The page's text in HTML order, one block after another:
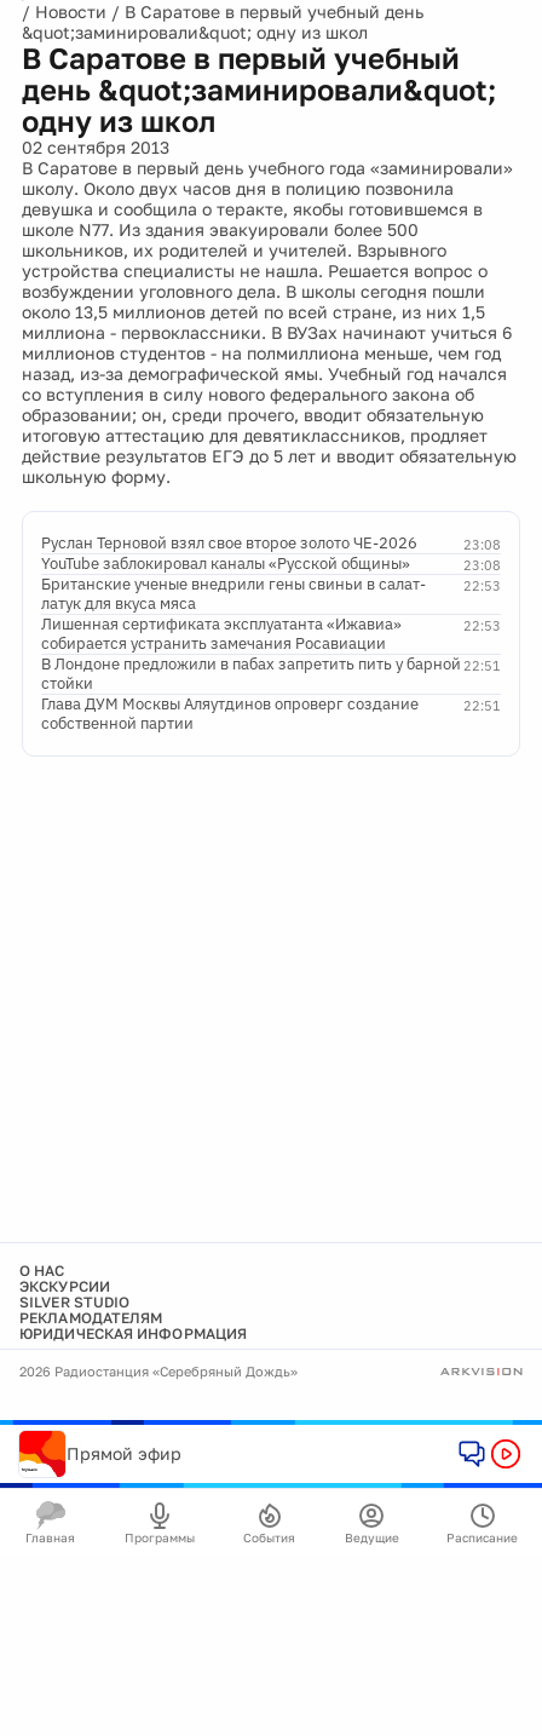
/ Новости / В Саратове в первый учебный день
&quot;заминировали&quot; одну из школ
В Саратове в первый учебный
день &quot;заминировали&quot;
одну из школ
02 сентября 2013
В Саратове в первый день учебного года «заминировали»
школу. Около двух часов дня в полицию позвонила
девушка и сообщила о теракте, якобы готовившемся в
школе N77. Из здания эвакуировали более 500
школьников, их родителей и учителей. Взрывного
устройства специалисты не нашла. Решается вопрос о
возбуждении уголовного дела. В школы сегодня пошли
около 13,5 миллионов детей по всей стране, из них 1,5
миллиона - первоклассники. В ВУЗах начинают учиться 6
миллионов студентов - на полмиллиона меньше, чем год
назад, из-за демографической ямы. Учебный год начался
со вступления в силу нового федерального закона об
образовании; он, среди прочего, вводит обязательную
итоговую аттестацию для девятиклассников, продляет
действие результатов ЕГЭ до 5 лет и вводит обязательную
школьную форму.
23:08
Руслан Терновой взял свое второе золото ЧЕ-2026
23:08
YouTube заблокировал каналы «Русской общины»
22:53
Британские ученые внедрили гены свиньи в салат-
латук для вкуса мяса
22:53
Лишенная сертификата эксплуатанта «Ижавиа»
собирается устранить замечания Росавиации
22:51
В Лондоне предложили в пабах запретить пить у барной
стойки
22:51
Глава ДУМ Москвы Аляутдинов опроверг создание
собственной партии
О НАС
ЭКСКУРСИИ
SILVER STUDIO
РЕКЛАМОДАТЕЛЯМ
ЮРИДИЧЕСКАЯ ИНФОРМАЦИЯ
2026 Радиостанция «Серебряный Дождь»
Прямой эфир
Главная Программы События Ведущие Расписание